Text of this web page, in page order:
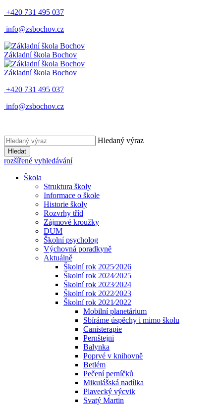
+420 731 495 037
info@zsbochov.cz
Základní škola Bochov
Základní škola Bochov
+420 731 495 037
info@zsbochov.cz
Hledaný výraz
Hledat
rozšířené vyhledávání
Škola
Struktura školy
Informace o škole
Historie školy
Rozvrhy tříd
Zájmové kroužky
DUM
Školní psycholog
Výchovná poradkyně
Aktuálně
Školní rok 2025⁄2026
Školní rok 2024⁄2025
Školní rok 2023⁄2024
Školní rok 2022⁄2023
Školní rok 2021⁄2022
Mobilní planetárium
Sbíráme úspěchy i mimo školu
Canisterapie
Pernštejni
Balynka
Poprvé v knihovně
Betlém
Pečení perníčků
Mikulášská nadílka
Plavecký výcvik
Svatý Martin